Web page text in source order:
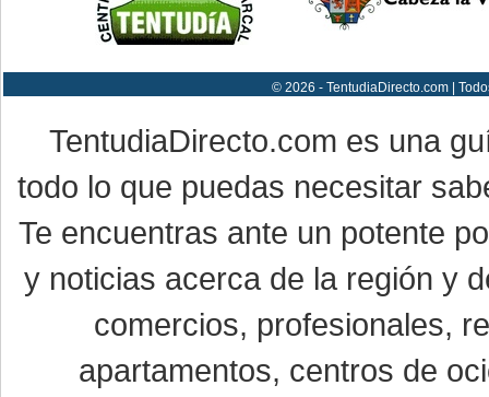
© 2026 - TentudiaDirecto.com |
TentudiaDirecto.com es una
todo lo que puedas necesitar
Te encuentras ante un potente
y noticias acerca de la región y
comercios, profesionales,
apartamentos, centros de